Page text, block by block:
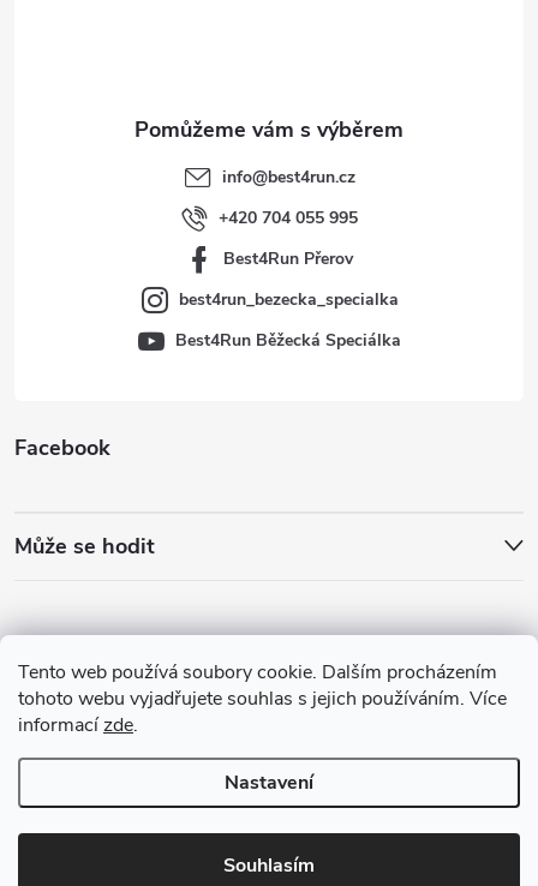
Tento web používá soubory cookie. Dalším procházením
tohoto webu vyjadřujete souhlas s jejich používáním. Více
informacízde.
Nastavení
Souhlasím
Facebook
Může se hodit
info@best4run.cz
+420 704 055 995
Best4Run Přerov
best4run_bezecka_specialka
Best4Run Běžecká Speciálka
Copyright 2026Best4Run Běžecká speciálka. Všechna práva vyhrazena.